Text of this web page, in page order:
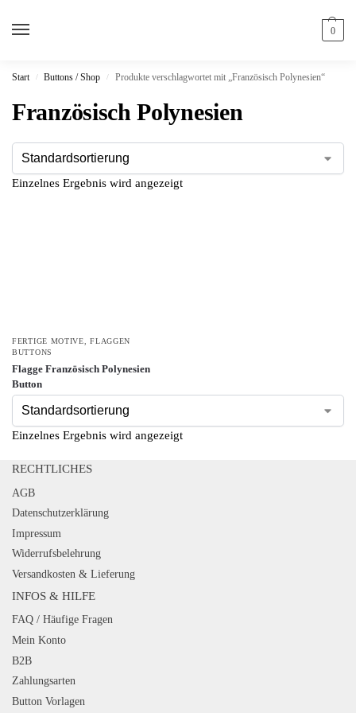
0
Start / Buttons / Shop / Produkte verschlagwortet mit „Französisch Polynesien“
Französisch Polynesien
Einzelnes Ergebnis wird angezeigt
FERTIGE MOTIVE,FLAGGEN
BUTTONS
Flagge Französisch Polynesien
Button
Einzelnes Ergebnis wird angezeigt
RECHTLICHES
AGB
Datenschutzerklärung
Impressum
Widerrufsbelehrung
Versandkosten & Lieferung
INFOS & HILFE
FAQ / Häufige Fragen
Mein Konto
B2B
Zahlungsarten
Button Vorlagen